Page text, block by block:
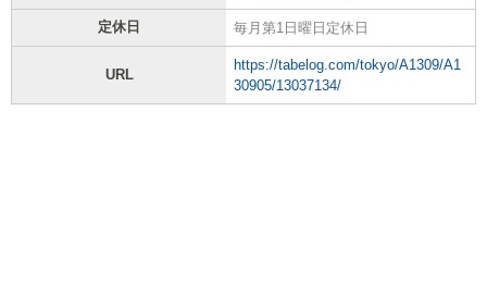
定休日 毎月第1日曜日定休日
URL
https://tabelog.com/tokyo/A1309/A1
30905/13037134/